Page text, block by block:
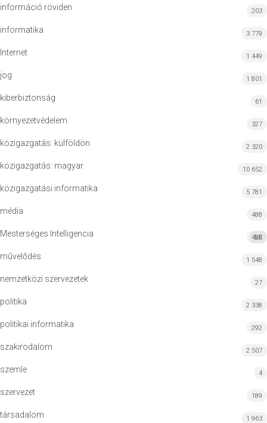
információ röviden 203
informatika 3 779
Internet 1 449
jog 1 801
kiberbiztonság 61
környezetvédelem 327
közigazgatás: külföldön 2 320
közigazgatás: magyar 10 652
közigazgatási informatika 5 781
média 488
Mesterséges Intelligencia MI
422
művelődés 1 548
nemzetközi szervezetek 27
politika 2 338
politikai informatika 292
szakirodalom 2 507
szemle 4
szervezet 189
társadalom 1 963